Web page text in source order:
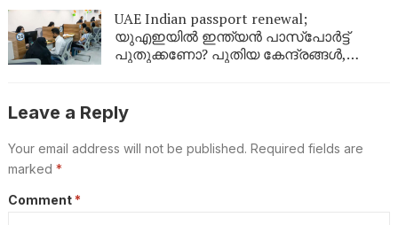
UAE Indian passport renewal;
യുഎഇയിൽ ഇന്ത്യൻ പാസ്‌പോർട്ട്
പുതുക്കണോ? പുതിയ കേന്ദ്രങ്ങൾ,
Leave a Reply
Your email address will not be published. Required fields are
marked *
Comment *